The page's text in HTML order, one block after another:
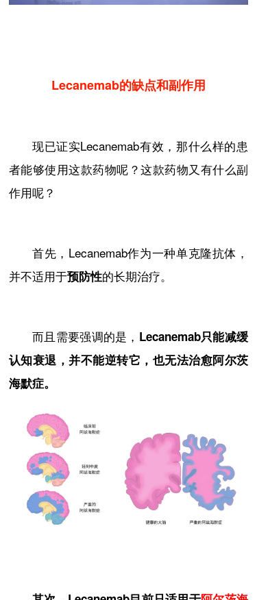
Lecanemab的缺点和副作用
现已证实Lecanemab有效，那什么样的患
者能够使用这款药物呢？这款药物又有什么副
作用呢？
首先，Lecanemab作为一种单克隆抗体，
并不适用于预防性的长期治疗。
而且需要强调的是， Lecanemab只能减缓
认知衰退，并不能逆转它，也无法治愈阿尔茨
海默症。